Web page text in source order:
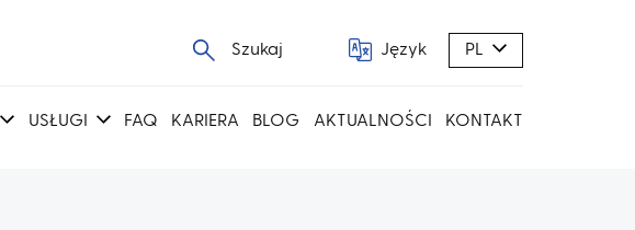
Szukaj Język PL
USŁUGI FAQ KARIERA BLOG AKTUALNOŚCI KONTAKT